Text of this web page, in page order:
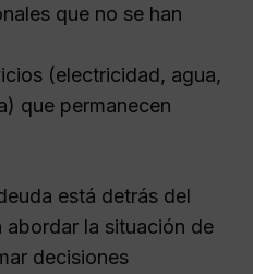
que no se han
(electricidad, agua,
que permanecen
está detrás del
abordar la situación de
decisiones